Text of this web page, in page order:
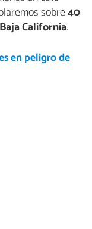
sobre40
California.
en peligro de